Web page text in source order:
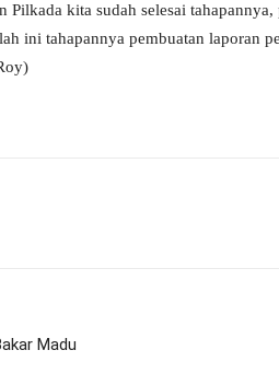
Pilkada kita sudah selesai
ini tahapannya pembuatan laporan
Madu